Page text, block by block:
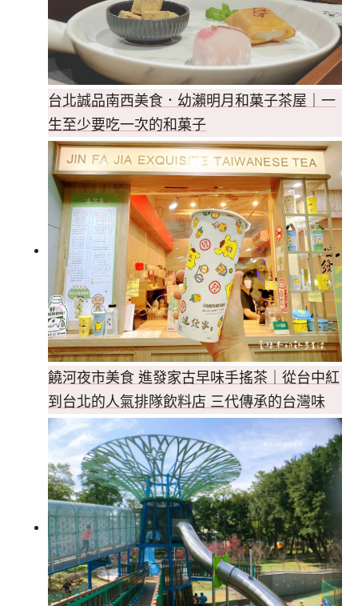
台北誠品南西美食．幼瀨明月和菓子茶屋｜一
生至少要吃一次的和菓子
饒河夜市美食 進發家古早味手搖茶｜從台中紅
到台北的人氣排隊飲料店 三代傳承的台灣味